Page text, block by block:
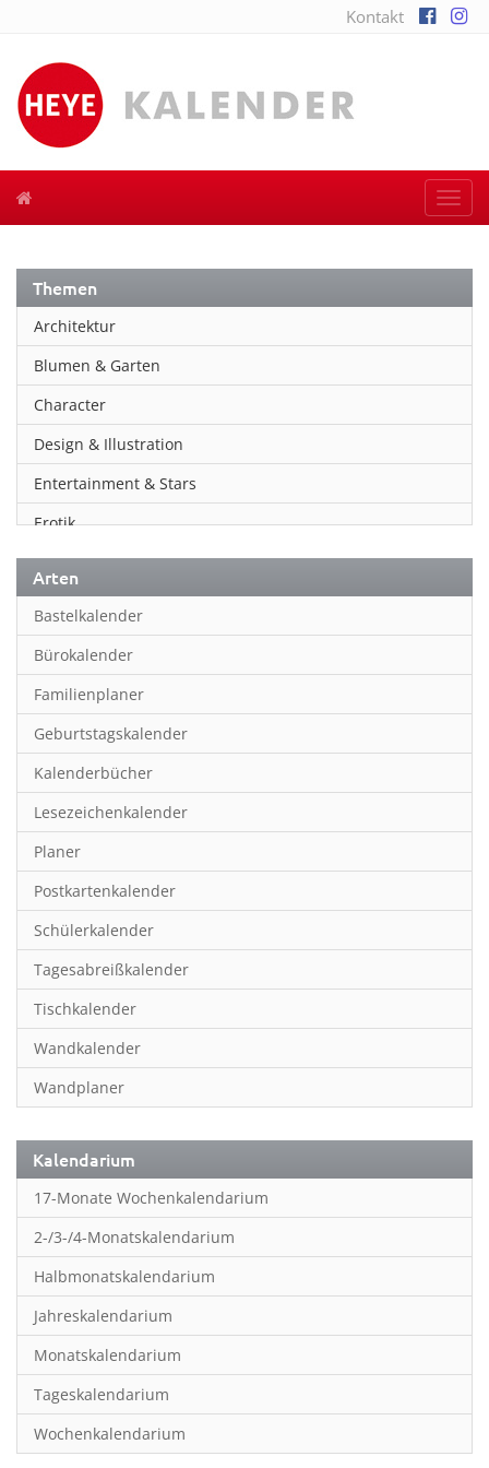
Kontakt
Themen
Architektur
Blumen & Garten
Character
Design & Illustration
Entertainment & Stars
Erotik
Essen & Trinken
Familienplaner
Fantasy
Film
Fotokunst
Frauen
Fußball
Geburtstagskalender
Hobby & Basteln
Humor & Cartoon
Inpiration & Entspannung
Inspiration & Entspannung
Inspiration & Spiritualität
Kinderkalender
Kunst
Länder & Städte
Landschaft & Natur
Lifestyle
Literatur
Manga & Animé
Neutrale Kalender
Partner- & Wandplaner
Planung & Organisation
Arten
Bastelkalender
Bürokalender
Familienplaner
Geburtstagskalender
Kalenderbücher
Lesezeichenkalender
Planer
Postkartenkalender
Schülerkalender
Tagesabreißkalender
Tischkalender
Wandkalender
Wandplaner
Kalendarium
17-Monate Wochenkalendarium
2-/3-/4-Monatskalendarium
Halbmonatskalendarium
Jahreskalendarium
Monatskalendarium
Tageskalendarium
Wochenkalendarium